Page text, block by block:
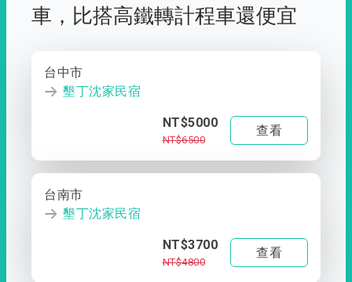
車， 比搭高鐵轉計程車還便宜
台中市
墾丁沈家民宿
NT$5000
NT$6500
查看
台南市
墾丁沈家民宿
NT$3700
NT$4800
查看